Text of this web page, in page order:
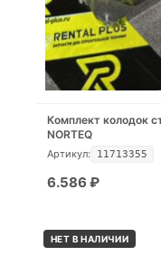
Комплект колодок
NORTEQ
Артикул: 11713355
6.586 ₽
НЕТ В НАЛИЧИИ